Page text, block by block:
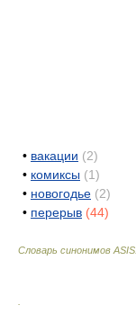
• вакации (2)
• комиксы (1)
• новогодье (2)
• перерыв (44)
Словарь синонимов ASIS.